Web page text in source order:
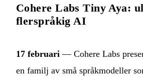
Cohere Labs Tiny Aya:
flerspråkig AI
17 februari — Cohere Labs
en familj av små språkmodeller